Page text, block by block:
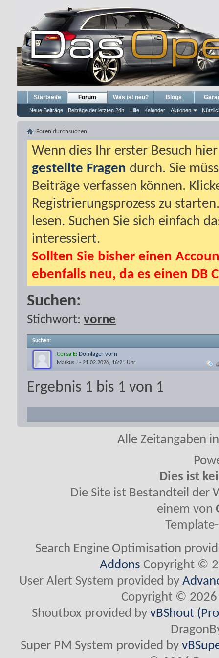
Startseite Forum
Neue Beiträge Beiträge der letzten 24h Hilfe Kalender Aktionen
Was ist neu? Blogs
Foren durchsuchen
Wenn dies Ihr erster Besuch
gestellte Fragen durch. Sie
Beiträge verfassen können.
Registrierungsprozess zu
lesen. Suchen Sie sich einfach
interessiert.
Sollten Sie bisher einen
ebenfalls neu, da es einen DB
Suchen:
Stichwort: vorne
Suchen:
Corsa E: Domlager vorn
Markus.J - 21.02.2026, 16:21 Uhr
Ergebnis 1 bis 1 von 1
Alle Zeitangaben
Dies ist
Die Site ist Bestandteil der
einem von
Search Engine Optimisation
Addons Copyright ©
User Alert System provided by
Copyright © 2026
Shoutbox provided byvBShout
Super PM System provided by